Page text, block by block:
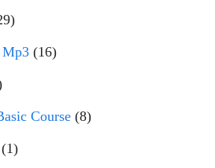
Mp3 (16)
Course (8)
(1)